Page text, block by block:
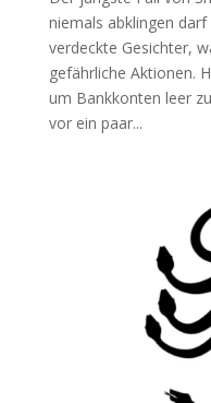
niemals abklingen darf
verdeckte Gesichter,
gefährliche Aktionen.
um Bankkonten leer
vor ein paar...